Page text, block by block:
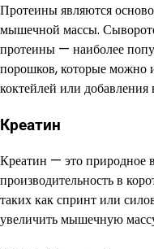
Протеины являются
мышечной массы.
протеины — наиболее
порошков, которые можно
коктейлей или добавления
Креатин
Креатин — это природное
производительность в
таких как спринт или
увеличить мышечную